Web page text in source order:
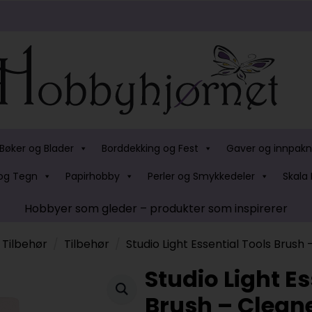
Bøker og Blader Borddekking og Fest
Gaver og
Tegn
Papirhobby Perler og Smykkedeler Skala
Hobbyer som gleder – produkter som inspirerer
Tilbehør Studio Light Essential Tools Brush
Studio Light
Brush –